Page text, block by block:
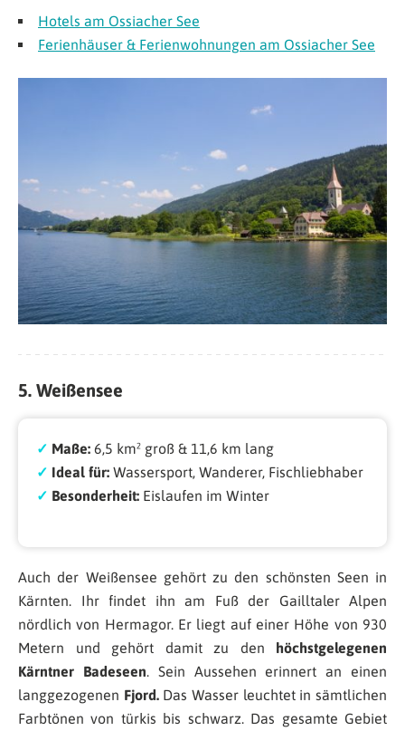
Hotels am Ossiacher See
Ferienhäuser & Ferienwohnungen am Ossiacher See
5. Weißensee
✓ Maße: 6,5 km² groß & 11,6 km lang
✓ Ideal für: Wassersport, Wanderer, Fischliebhaber
✓ Besonderheit: Eislaufen im Winter
Auch der Weißensee gehört zu den schönsten Seen in
Kärnten. Ihr findet ihn am Fuß der Gailltaler Alpen
nördlich von Hermagor. Er liegt auf einer Höhe von 930
Metern und gehört damit zu den höchstgelegenen
Kärntner Badeseen. Sein Aussehen erinnert an einen
langgezogenen Fjord.Das Wasser leuchtet in sämtlichen
Farbtönen von türkis bis schwarz. Das gesamte Gebiet